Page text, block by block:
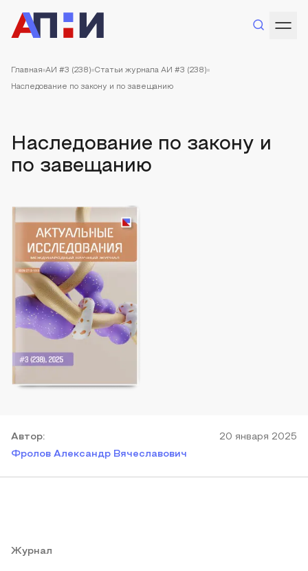
Главная АИ #3 (238) Статьи журнала АИ #3 (238)
Наследование по закону и по завещанию
Наследование по закону и
по завещанию
Автор:
Фролов Александр Вячеславович
20 января 2025
Журнал